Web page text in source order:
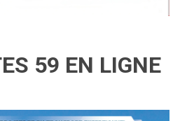
59 EN LIGNE